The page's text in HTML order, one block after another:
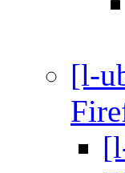
[l-